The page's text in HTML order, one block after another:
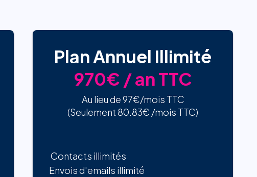
Plan Annuel Illimité
970€ / an TTC
Au lieu de 97€/mois TTC
(Seulement 80.83€ /mois TTC)
Contacts illimités
Envois d'emails illimité